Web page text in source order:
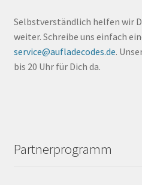
Selbstverständlich helfen wir
weiter. Schreibe uns einfach
service@aufladecodes.de.
bis 20 Uhr für Dich da.
Partnerprogramm